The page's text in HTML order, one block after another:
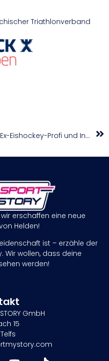
Triathlonverband
Ex-Eishockey-Profi und Instagram-Star Virginia Ernst unterstützt Österreich bei der 3×3-EM
erschaffen eine neue
Helden!
ist – erzähle der
Wir wollen, dass deine
werden!
GmbH
15